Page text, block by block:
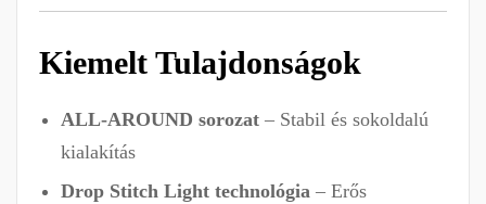
Kiemelt Tulajdonságok
ALL-AROUND sorozat – Stabil és sokoldalú
kialakítás
Drop Stitch Light technológia – Erős